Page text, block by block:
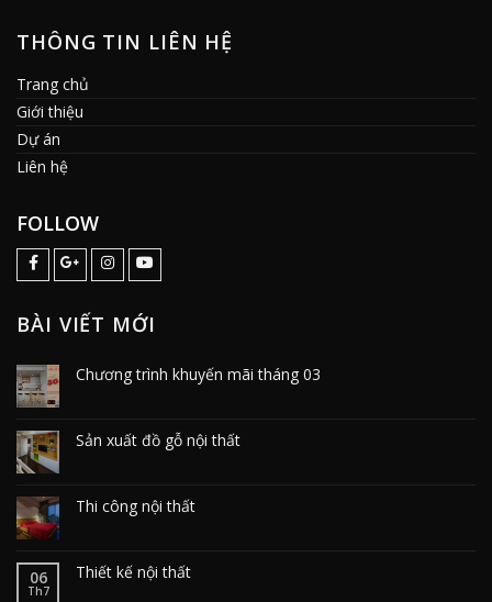
THÔNG TIN LIÊN HỆ
Trang chủ
Giới thiệu
Dự án
Liên hệ
FOLLOW
BÀI VIẾT MỚI
Chương trình khuyến mãi tháng 03
Sản xuất đồ gỗ nội thất
Thi công nội thất
06
Th7
Thiết kế nội thất